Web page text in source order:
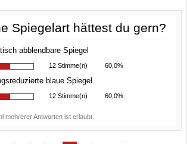
Spiegelart hättest du gern?
abblendbare Spiegel
12 Stimme(n) 60,0%
blaue Spiegel
12 Stimme(n) 60,0%
mehrerer Antworten ist erlaubt.